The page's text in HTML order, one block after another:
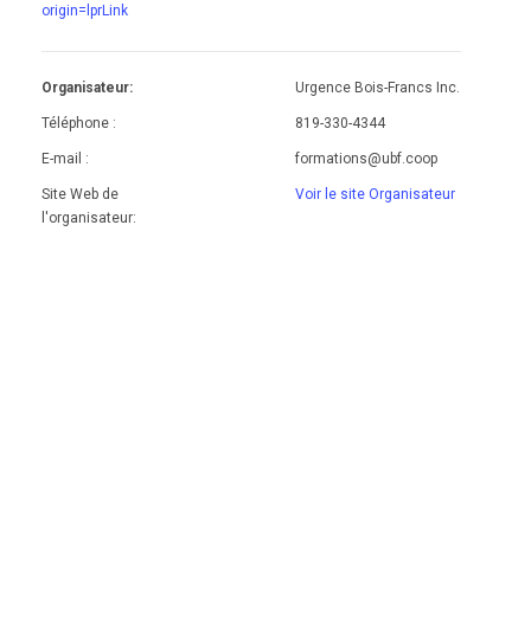
origin=lprLink
Organisateur: Urgence Bois-Francs Inc.
Téléphone : 819-330-4344
E-mail : formations@ubf.coop
Site Web de
l'organisateur:
Voir le site Organisateur